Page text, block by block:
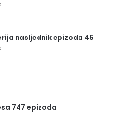
nasljednik epizoda 45
747 epizoda